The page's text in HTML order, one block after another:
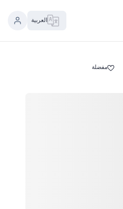
العربية
مفضلة